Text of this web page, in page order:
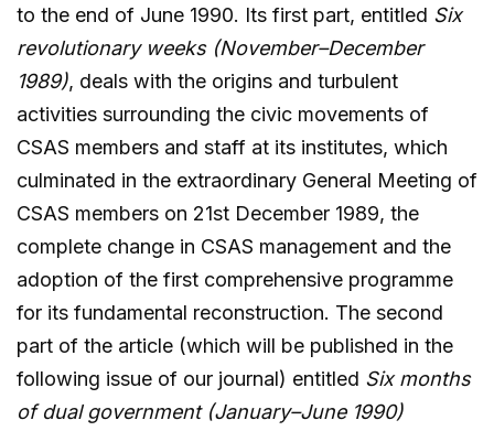
to the end of June 1990. Its first part, entitled Six
revolutionary weeks (November–December
1989), deals with the origins and turbulent
activities surrounding the civic movements of
CSAS members and staff at its institutes, which
culminated in the extraordinary General Meeting of
CSAS members on 21st December 1989, the
complete change in CSAS management and the
adoption of the first comprehensive programme
for its fundamental reconstruction. The second
part of the article (which will be published in the
following issue of our journal) entitled Six months
of dual government (January–June 1990)